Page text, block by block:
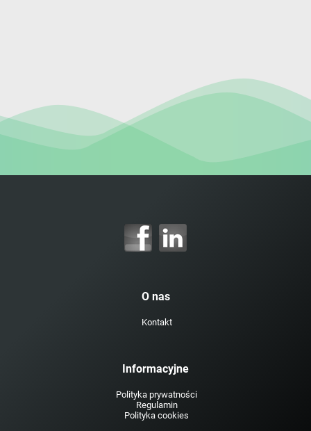
O nas
Kontakt
Informacyjne
Polityka prywatności
Regulamin
Polityka cookies